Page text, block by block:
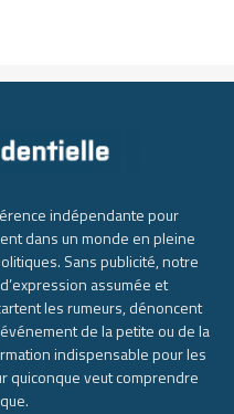
indépendante pour
dans un monde en pleine
Sans publicité, notre
assumée et
les rumeurs, dénoncent
de la petite ou de la
indispensable pour les
quiconque veut comprendre